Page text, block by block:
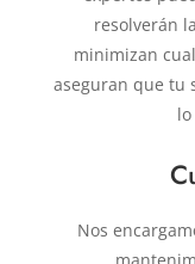
resolverán
minimizan
aseguran que tu
Nos